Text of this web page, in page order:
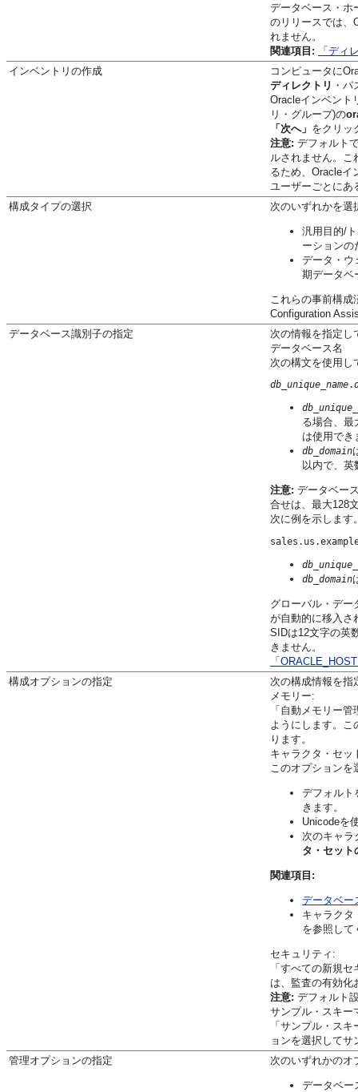
データベース・ホ
のリリースでは、
れません。
関連項目:
「ディ
インベントリの作成
コンピュータに
ディレクトリ ・
Oracleインベント
リ・グループ)の
「次へ」 をクリッ
注意: デフォルト
ルされません。
るため、Oracleイ
ユーザーごとにあ
構成タイプの選択
次のいずれかを選
汎用目的/
ーションの
データ・ウ
期データベ
これらの事前構
Configuration
データベース識別子の指定
次の情報を指定し
データベース名
次の構文を使用し
db_unique_name.
る場合、最
は使用でき
db_domain
以内で、英
注意: データベー
合せは、最大128
次に例を示します
db_domain
グローバル・デー
が自動的に移入さ
SIDは12文字の英
きません。
「
構成オプションの指定
次の構成情報を指
メモリー:
「自動メモリー
ようにします。
ります。
キャラクタ・セッ
このオプション
デフォルト
きます。
Unicodeを
次のキャラ
タ・セット
関連項目:
データベー
キャラクタ
を参照して
セキュリティ:
「すべての新規
は、監査の有効化
注意: デフォルト
サンプル・スキー
「サンプル・ス
ョンを選択して
管理オプションの指定
次のいずれかのオ
データベー